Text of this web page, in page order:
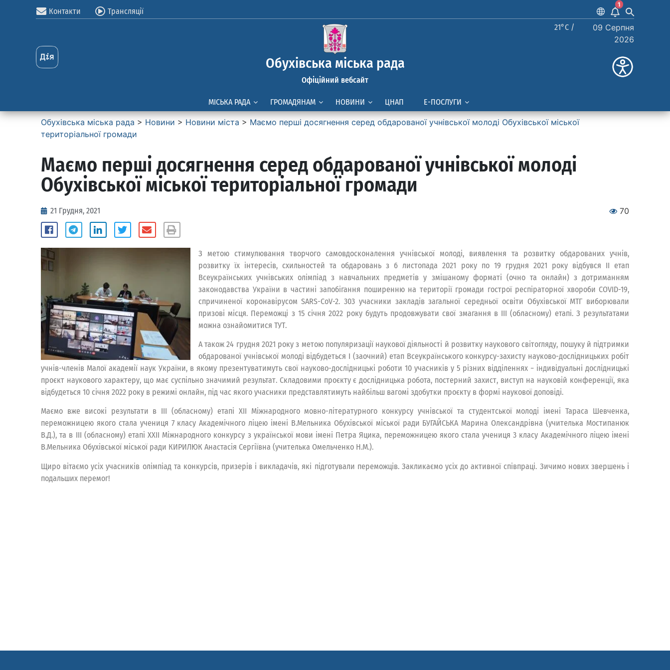
Контакти Трансляції 1
Обухівська міська рада
Офіційний вебсайт
21°C /
09 Серпня
2026
МІСЬКА РАДА ГРОМАДЯНАМ НОВИНИ ЦНАП Е-ПОСЛУГИ
Обухівська міська рада > Новини > Новини міста > Маємо перші досягнення серед обдарованої учнівської молоді Обухівської міської
територіальної громади
Маємо перші досягнення серед обдарованої учнівської молоді
Обухівської міської територіальної громади
21 Грудня, 2021 70
З метою стимулювання творчого самовдосконалення учнівської молоді, виявлення та розвитку обдарованих учнів,
розвитку їх інтересів, схильностей та обдаровань з 6 листопада 2021 року по 19 грудня 2021 року відбувся ІІ етап
Всеукраїнських учнівських олімпіад з навчальних предметів у змішаному форматі (очно та онлайн) з дотриманням
законодавства України в частині запобігання поширенню на території громади гострої респіраторної хвороби COVID-19,
спричиненої коронавірусом SARS-CoV-2. 303 учасники закладів загальної середньої освіти Обухівської МТГ виборювали
призові місця. Переможці з 15 січня 2022 року будуть продовжувати свої змагання в ІІІ (обласному) етапі. З результатами
можна ознайомитися ТУТ.
А також 24 грудня 2021 року з метою популяризації наукової діяльності й розвитку наукового світогляду, пошуку й підтримки
обдарованої учнівської молоді відбудеться І (заочний) етап Всеукраїнського конкурсу-захисту науково-дослідницьких робіт
учнів-членів Малої академії наук України, в якому презентуватимуть свої науково-дослідницькі роботи 10 учасників у 5 різних відділеннях − індивідуальні дослідницькі
проєкт наукового характеру, що має суспільно значимий результат. Складовими проєкту є дослідницька робота, постерний захист, виступ на науковій конференції, яка
відбудеться 10 січня 2022 року в режимі онлайн, під час якого учасники представлятимуть найбільш вагомі здобутки проєкту в формі наукової доповіді.
Маємо вже високі результати в ІІІ (обласному) етапі ХІІ Міжнародного мовно-літературного конкурсу учнівської та студентської молоді імені Тараса Шевченка,
переможницею якого стала учениця 7 класу Академічного ліцею імені В.Мельника Обухівської міської ради БУГАЙСЬКА Марина Олександрівна (учителька Мостипанюк
В.Д.), та в ІІІ (обласному) етапі ХХІІ Міжнародного конкурсу з української мови імені Петра Яцика, переможницею якого стала учениця 3 класу Академічного ліцею імені
В.Мельника Обухівської міської ради КИРИЛЮК Анастасія Сергіївна (учителька Омельченко Н.М.).
Щиро вітаємо усіх учасників олімпіад та конкурсів, призерів і викладачів, які підготували переможців. Закликаємо усіх до активної співпраці. Зичимо нових звершень і
подальших перемог!